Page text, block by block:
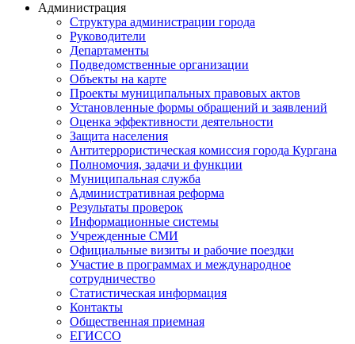
Администрация
Структура администрации города
Руководители
Департаменты
Подведомственные организации
Объекты на карте
Проекты муниципальных правовых актов
Установленные формы обращений и заявлений
Оценка эффективности деятельности
Защита населения
Антитеррористическая комиссия города Кургана
Полномочия, задачи и функции
Муниципальная служба
Административная реформа
Результаты проверок
Информационные системы
Учрежденные СМИ
Официальные визиты и рабочие поездки
Участие в программах и международное
сотрудничество
Статистическая информация
Контакты
Общественная приемная
ЕГИССО